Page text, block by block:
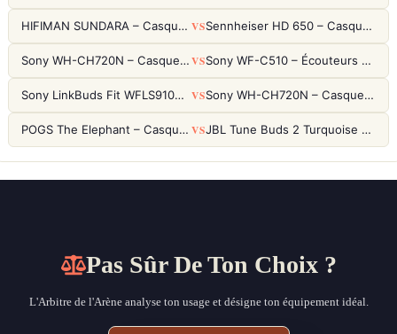
HIFIMAN SUNDARA – Casque Planar Magnetic Ouvert Over-Ear Audiophile VS Sennheiser HD 650 – Casque audiophile ouvert pour l'écoute analytique
Sony WH-CH720N – Casque ANC 35h, Ultra-léger (192g) avec Processeur V1 VS Sony WF-C510 – Écouteurs True Wireless compacts, autonomie 22h et multipoint
Sony LinkBuds Fit WFLS910NW Blanc – Écouteurs Sport Ailes ANC VS Sony WH-CH720N – Casque ANC 35h, Ultra-léger (192g) avec Processeur V1
POGS The Elephant – Casque Filaire Enfants 85dB POGS-Safe™ (Éco-Responsable) VS JBL Tune Buds 2 Turquoise – Écouteurs True Wireless avec ANC et autonomie 48h
Pas Sûr De Ton Choix ?
L'Arbitre de l'Arène analyse ton usage et désigne ton équipement idéal.